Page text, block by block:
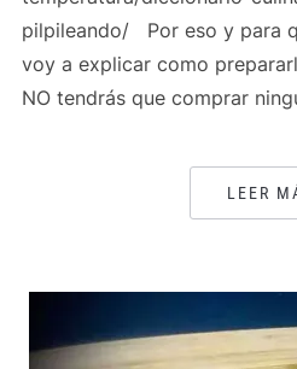
pilpileando/ Por eso y para
voy a explicar como
NO tendrás que comprar
LEER